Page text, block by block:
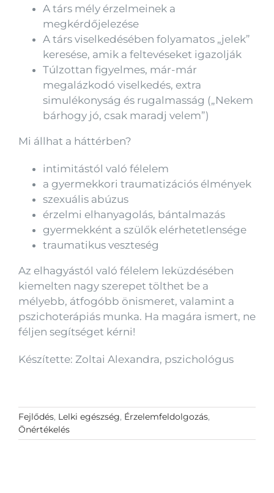
A társ mély érzelmeinek a
megkérdőjelezése
A társ viselkedésében folyamatos „jelek”
keresése, amik a feltevéseket igazolják
Túlzottan figyelmes, már-már
megalázkodó viselkedés, extra
simulékonyság és rugalmasság („Nekem
bárhogy jó, csak maradj velem”)
Mi állhat a háttérben?
intimitástól való félelem
a gyermekkori traumatizációs élmények
szexuális abúzus
érzelmi elhanyagolás, bántalmazás
gyermekként a szülők elérhetetlensége
traumatikus veszteség
Az elhagyástól való félelem leküzdésében
kiemelten nagy szerepet tölthet be a
mélyebb, átfogóbb önismeret, valamint a
pszichoterápiás munka. Ha magára ismert, ne
féljen segítséget kérni!
Készítette: Zoltai Alexandra, pszichológus
Fejlődés, Lelki egészség, Érzelemfeldolgozás,
Önértékelés